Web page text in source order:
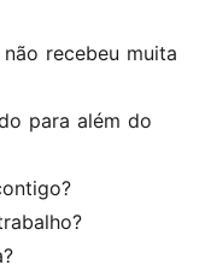
recebeu muita
para além do